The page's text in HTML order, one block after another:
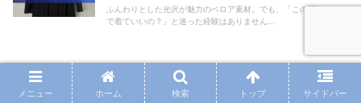
ふんわりとした光沢が魅力のベロア素材。でも、「この服、いつま
で着ていいの？」と迷った経験はありません...
メニュー ホーム 検索 トップ サイドバー